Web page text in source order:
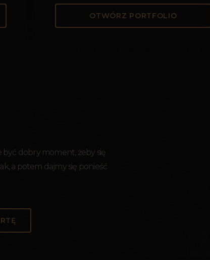
OTWÓRZ PORTFOLIO
być dobry moment, żeby się
a potem dajmy się ponieść